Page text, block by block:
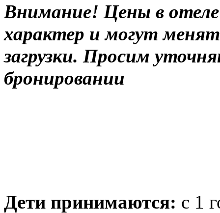
Внимание! Цены в
характер и могут
загрузки. Просим
бронировании
Дети принимаются: с 1